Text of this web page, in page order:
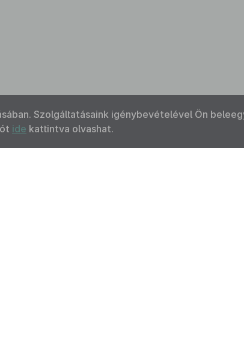
Szolgáltatásaink igénybevételével Ön
ide kattintva olvashat.